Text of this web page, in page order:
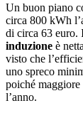
Un buon piano
circa 800 kWh
di circa 63 euro.
induzione è
visto che
uno spreco
poiché maggiore
l’anno.